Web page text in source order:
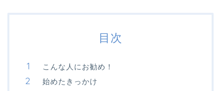
目次
こんな人にお勧め！
始めたきっかけ